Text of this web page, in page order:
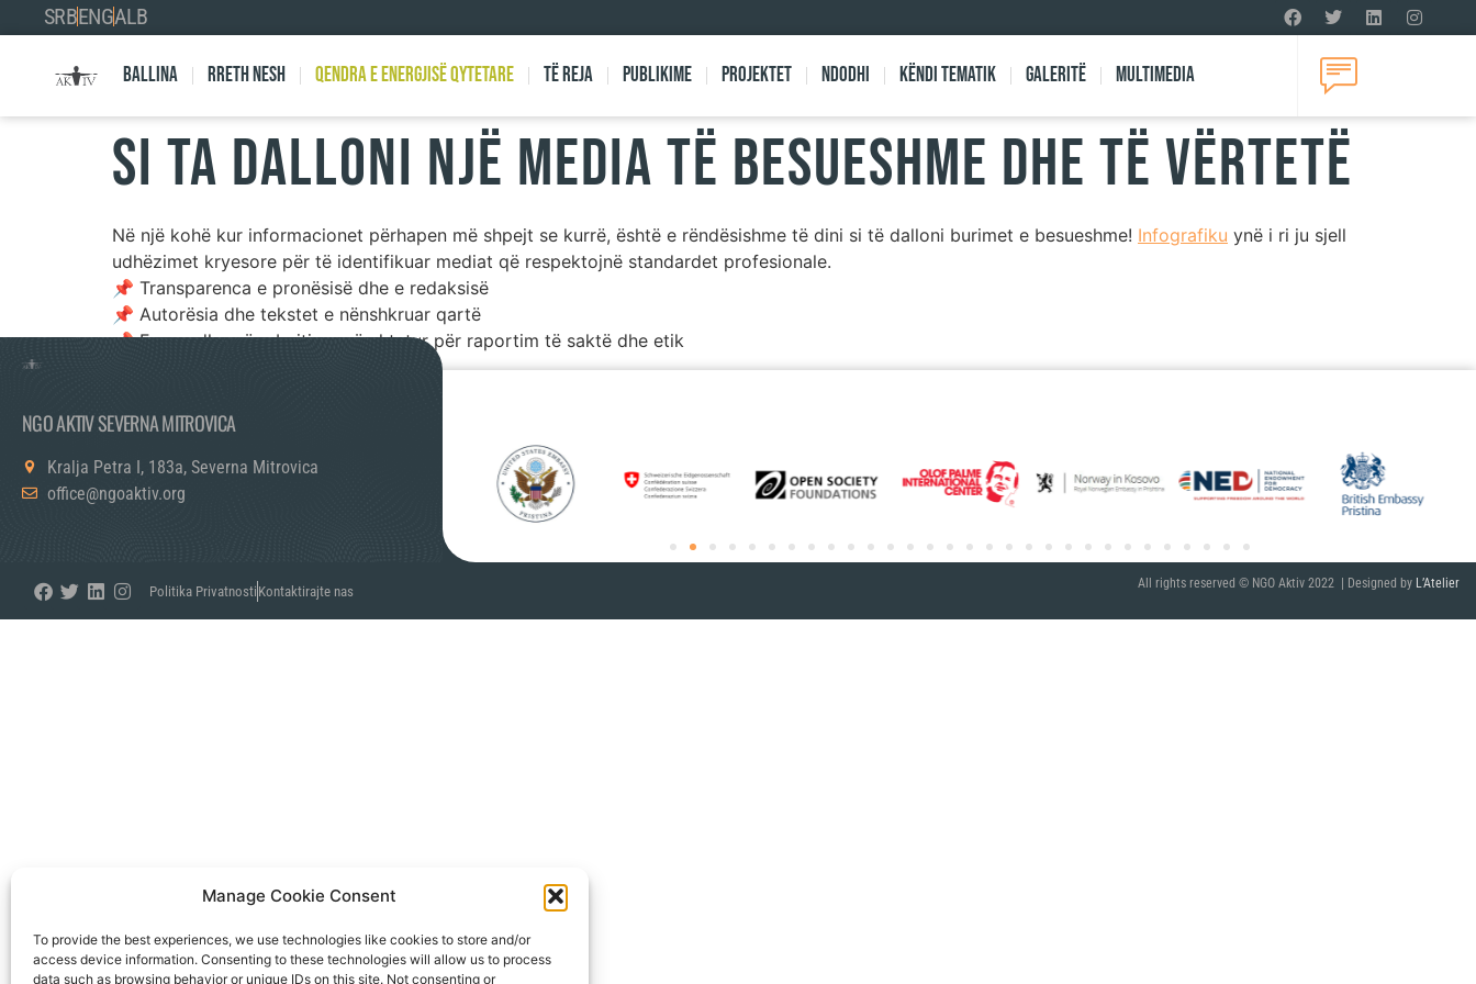
Manage Cookie Consent
To provide the best experiences, we use technologies like cookies to store and/or
access device information. Consenting to these technologies will allow us to process
data such as browsing behavior or unique IDs on this site. Not consenting or
SRBENGALB
Ballina Rreth nesh Qendra e Energjisë Qytetare Të reja Publikime Projektet Ndodhi Këndi Tematik Galeritë Multimedia
Si ta dalloni një media të besueshme dhe të vërtetë
Në një kohë kur informacionet përhapen më shpejt se kurrë, është e rëndësishme të dini si të dalloni burimet e besueshme! Infografiku ynë i ri ju sjell
udhëzimet kryesore për të identifikuar mediat që respektojnë standardet profesionale.
📌 Transparenca e pronësisë dhe e redaksisë
📌 Autorësia dhe tekstet e nënshkruar qartë
📌 Forma dhe përmbajtja e përshtatur për raportim të saktë dhe etik
NGO AKTIV SEVERNA MITROVICA
Kralja Petra I, 183a, Severna Mitrovica
office@ngoaktiv.org
Politika Privatnosti Kontaktirajte nas All rights reserved © NGO Aktiv 2022 | Designed by L’Atelier